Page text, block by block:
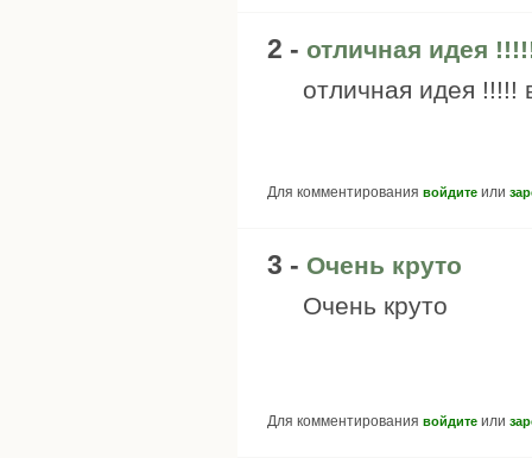
2 - отличная идея
отличная идея !!!!!
Для комментирования войдите или
3 - Очень круто
Очень круто
Для комментирования войдите или